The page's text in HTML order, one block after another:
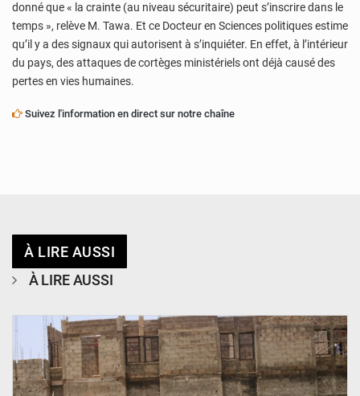
donné que « la crainte (au niveau sécuritaire) peut s’inscrire dans le
temps », relève M. Tawa. Et ce Docteur en Sciences politiques estime
qu’il y a des signaux qui autorisent à s’inquiéter. En effet, à l’intérieur
du pays, des attaques de cortèges ministériels ont déjà causé des
pertes en vies humaines.
Suivez l'information en direct sur notre chaîne
À LIRE AUSSI
À LIRE AUSSI